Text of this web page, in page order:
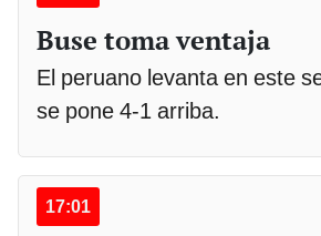
Buse toma ventaja
El peruano levanta en este
se pone 4-1 arriba.
17:01